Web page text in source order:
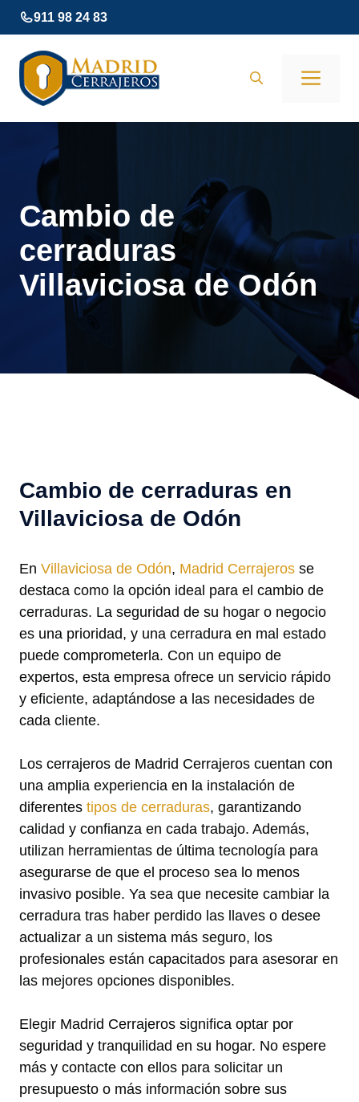
Saltar
al
contenido
911 98 24 83
Cambio de
cerraduras
Villaviciosa de Odón
Cambio de cerraduras en
Villaviciosa de Odón
En Villaviciosa de Odón, Madrid Cerrajeros se
destaca como la opción ideal para el cambio de
cerraduras. La seguridad de su hogar o negocio
es una prioridad, y una cerradura en mal estado
puede comprometerla. Con un equipo de
expertos, esta empresa ofrece un servicio rápido
y eficiente, adaptándose a las necesidades de
cada cliente.
Los cerrajeros de Madrid Cerrajeros cuentan con
una amplia experiencia en la instalación de
diferentes tipos de cerraduras, garantizando
calidad y confianza en cada trabajo. Además,
utilizan herramientas de última tecnología para
asegurarse de que el proceso sea lo menos
invasivo posible. Ya sea que necesite cambiar la
cerradura tras haber perdido las llaves o desee
actualizar a un sistema más seguro, los
profesionales están capacitados para asesorar en
las mejores opciones disponibles.
Elegir Madrid Cerrajeros significa optar por
seguridad y tranquilidad en su hogar. No espere
más y contacte con ellos para solicitar un
presupuesto o más información sobre sus